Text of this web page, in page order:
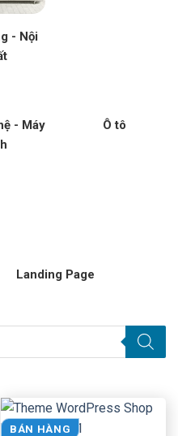
- Nội
- Máy
Ô tô
Landing Page
BÁN HÀNG